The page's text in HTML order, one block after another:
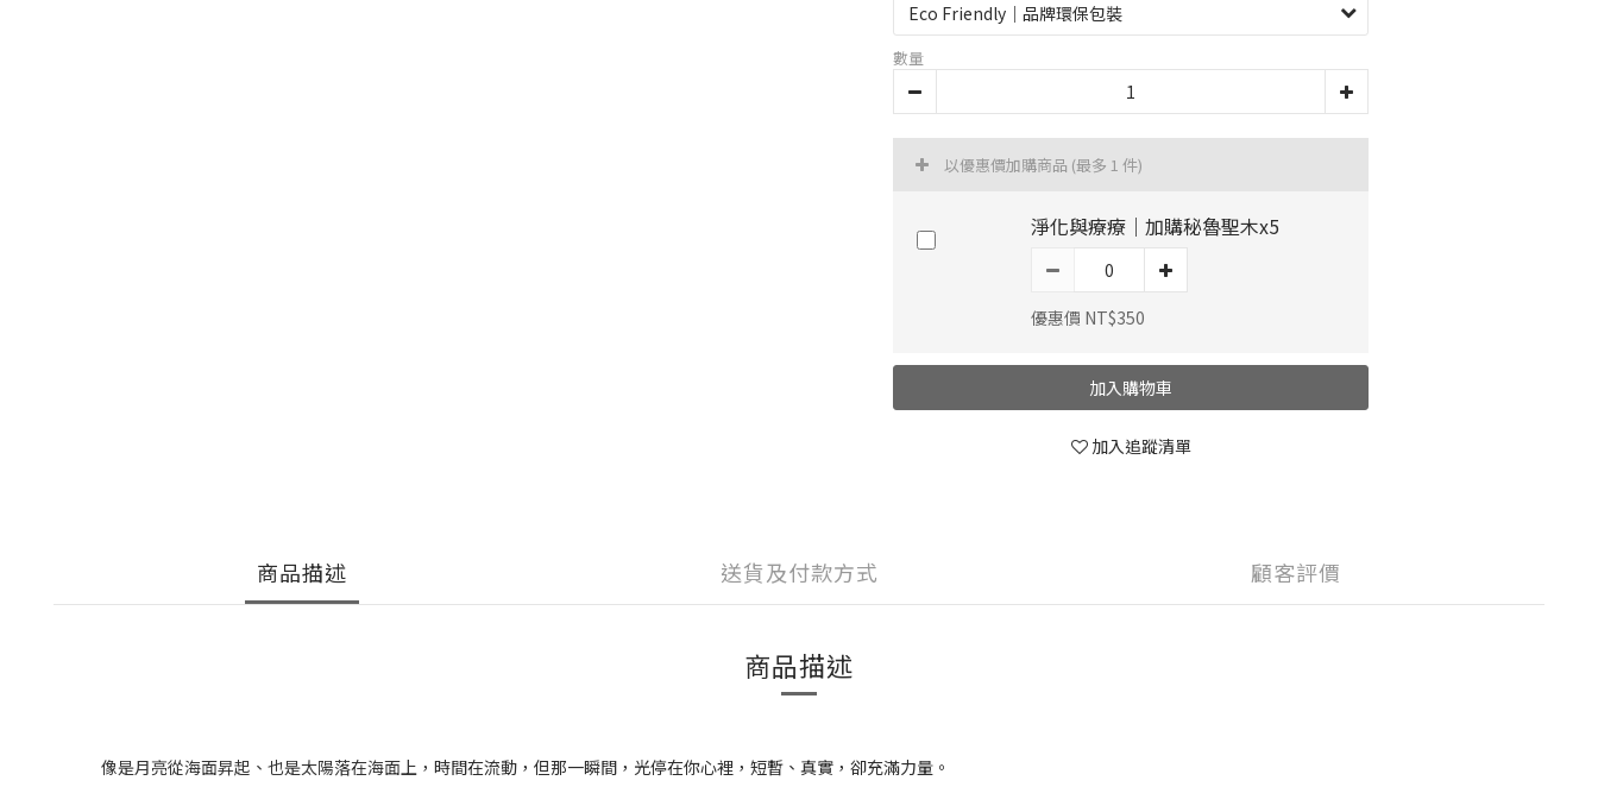
數量
以優惠價加購商品 (最多 1 件)
淨化與療療｜加購秘魯聖木x5
優惠價 NT$350
加入購物車
加入追蹤清單
商品描述 送貨及付款方式 顧客評價
商品描述
像是月亮從海面昇起、也是太陽落在海面上， 時間在流動，但那一瞬間，光停在你心裡，短暫、真實，卻充滿力量。